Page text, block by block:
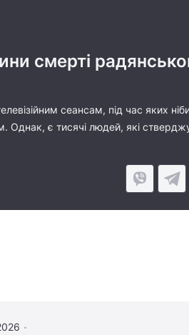
смерті
сеансам, під час яких
Однак, є тисячі людей, які